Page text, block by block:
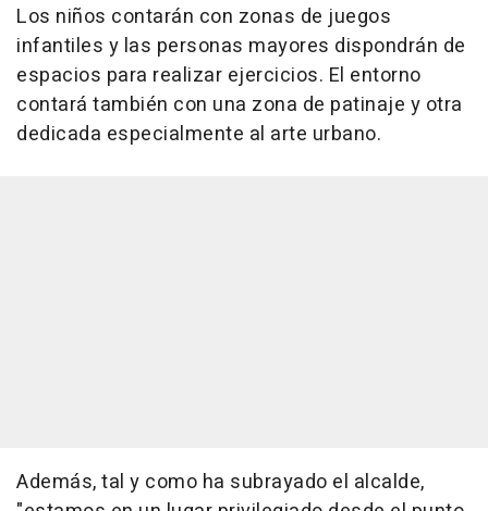
Los niños contarán con zonas de juegos
infantiles y las personas mayores dispondrán de
espacios para realizar ejercicios. El entorno
contará también con una zona de patinaje y otra
dedicada especialmente al arte urbano.
Además, tal y como ha subrayado el alcalde,